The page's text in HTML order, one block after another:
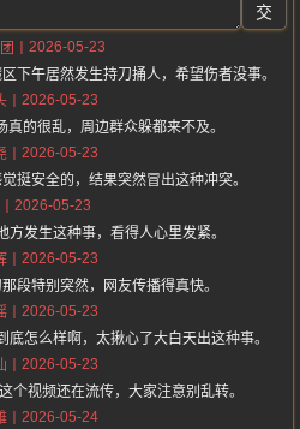
交
2026-05-23
下午居然发生持刀捅人，希望伤者没事。
2026-05-23
的很乱，周边群众躲都来不及。
2026-05-23
挺安全的，结果突然冒出这种冲突。
2026-05-23
方发生这种事，看得人心里发紧。
2026-05-23
段特别突然，网友传播得真快。
2026-05-23
怎么样啊，太揪心了大白天出这种事。
2026-05-23
个视频还在流传，大家注意别乱转。
2026-05-24